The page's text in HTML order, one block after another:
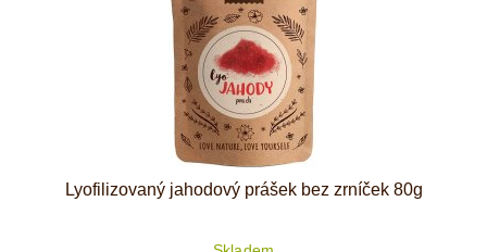
Lyofilizovaný jahodový prášek bez zrníček 80g